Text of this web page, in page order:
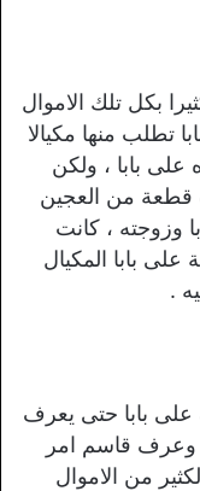
بكل تلك الاموال
تطلب منها مكيالا
بابا ، ولكن
من العجين
وزوجته ، كانت
بابا المكيال
.
بابا حتى يعرف
وعرف قاسم امر
من الاموال